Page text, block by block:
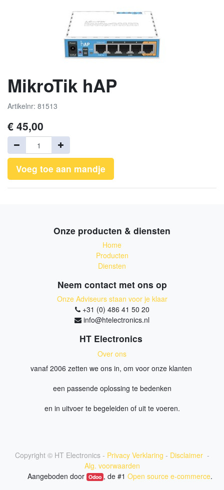
MikroTik hAP
Artikelnr: 81513
€ 45,00
Voeg toe aan mandje
Onze producten & diensten
Home
Producten
Diensten
Neem contact met ons op
Onze Adviseurs staan voor je klaar
+31 (0) 486 41 50 20
info@htelectronics.nl
HT Electronics
Over ons
vanaf 2006 zetten we ons in, om voor onze klanten
een passende oplossing te bedenken
en in uitvoer te begeleiden of uit te voeren.
Copyright © HT Electronics - Privacy Verklaring - Disclaimer -
Alg. voorwaarden
Aangeboden door Odoo , de #1 Open source e-commerce.